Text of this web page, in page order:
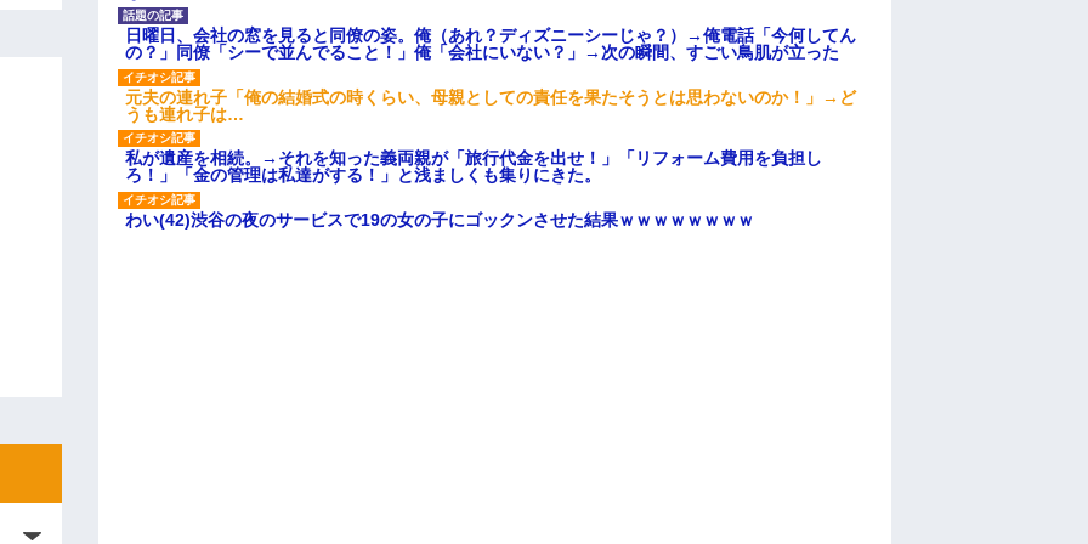
日曜日、会社の窓を見ると同僚の姿。俺（あれ？ディズニーシーじゃ？）→俺電話「今何してん
の？」同僚「シーで並んでること！」俺「会社にいない？」→次の瞬間、すごい鳥肌が立った
元夫の連れ子「俺の結婚式の時くらい、母親としての責任を果たそうとは思わないのか！」→ど
うも連れ子は…
私が遺産を相続。→それを知った義両親が「旅行代金を出せ！」「リフォーム費用を負担し
ろ！」「金の管理は私達がする！」と浅ましくも集りにきた。
わい(42)渋谷の夜のサービスで19の女の子にゴックンさせた結果ｗｗｗｗｗｗｗｗ